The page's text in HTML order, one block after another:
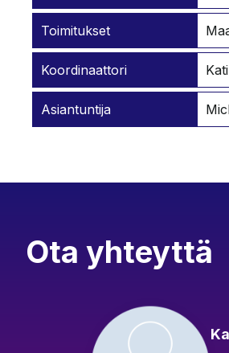
Toimitukset
Koordinaattori
Asiantuntija
Ota yhteyttä